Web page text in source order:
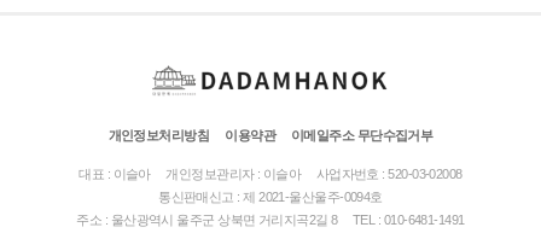
개인정보처리방침 이용약관 이메일주소 무단수집거부
대표 : 이슬아 개인정보관리자 : 이슬아
사업자번호 : 520-03-02008
통신판매신고 : 제 2021-울산울주-0094호
주소 : 울산광역시 울주군 상북면 거리지곡2길 8
TEL : 010-6481-1491